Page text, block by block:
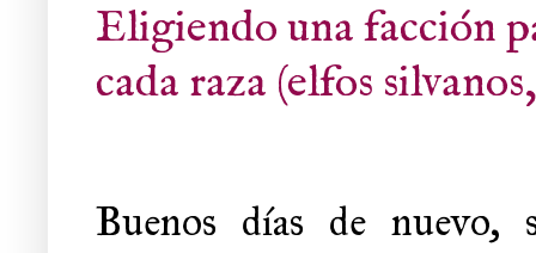
Eligiendo una facción
cada raza (elfos
Buenos días de nuevo,